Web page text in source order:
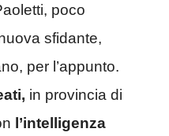
poco
sfidante,
per l’appunto.
in provincia di
l’intelligenza